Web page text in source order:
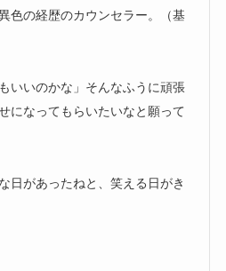
色の経歴のカウンセラー。（基
いいのかな」そんなふうに頑張
になってもらいたいなと願って
日があったねと、笑える日がき